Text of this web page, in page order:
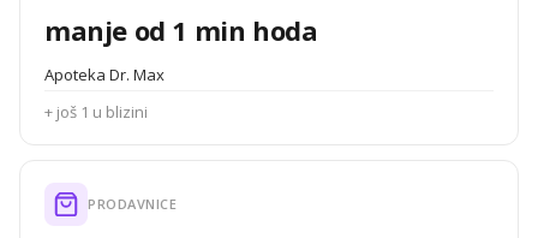
manje od 1 min hoda
Apoteka Dr. Max
+ još 1 u blizini
PRODAVNICE